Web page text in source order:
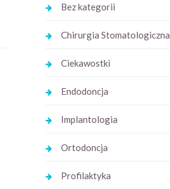
Bez kategorii
Chirurgia Stomatologiczna
Ciekawostki
Endodoncja
Implantologia
Ortodoncja
Profilaktyka